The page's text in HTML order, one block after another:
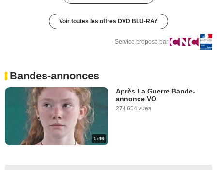
Voir toutes les offres DVD BLU-RAY
Service proposé par
Bandes-annonces
1:46
Après La Guerre Bande-
annonce VO
274 654 vues